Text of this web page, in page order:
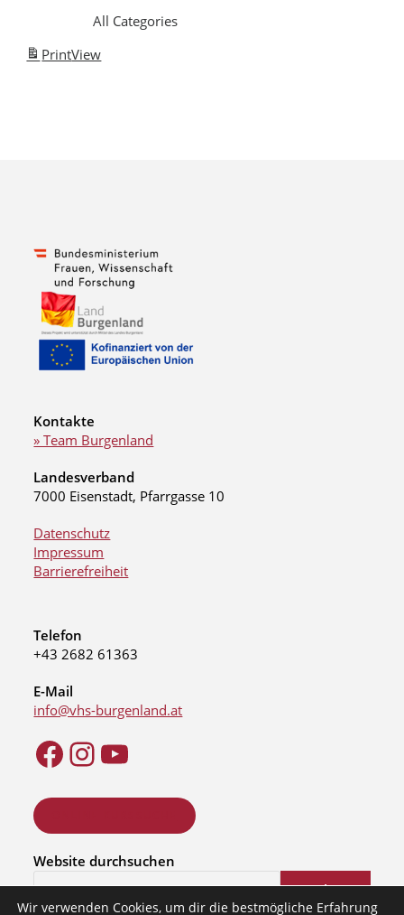
All Categories
PrintView
Kontakte
» Team Burgenland
Landesverband
7000 Eisenstadt, Pfarrgasse 10
Datenschutz
Impressum
Barrierefreiheit
Telefon
+43 2682 61363
E-Mail
info@vhs-burgenland.at
Website durchsuchen
Suchen
Wir verwenden Cookies, um dir die bestmögliche Erfahrung